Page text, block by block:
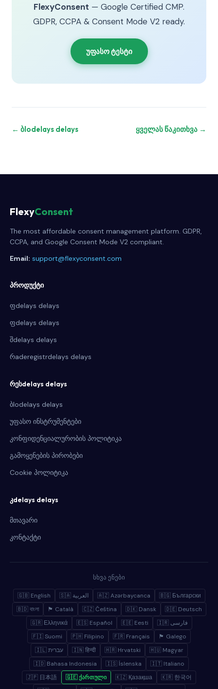
FlexyConsent — Google Certified CMP.
GDPR, CCPA & Consent Mode V2 ready.
უფასო ტესტი
← ბlodelays delays ყველას წაკითხვა →
FlexyConsent
The most affordable consent management platform. GDPR,
CCPA, and Google Consent Mode V2 compliant.
Email: support@flexyconsent.com
პროდუქტი
ფdelays delays
ფdelays delays
შdelays delays
რaderegistrdelays delays
რესdelays delays
ბlodelays delays
უფასო ინსტრუმენტები
კონფიდენციალურობის პოლიტიკა
გამოყენების პირობები
Cookie პოლიტიკა
კdelays delays
მთავარი
კონტაქტი
სხვა ენები
🇬🇧 English 🇸🇦 العربية 🇦🇿 Azərbaycanca
🇧🇬 Български
🇧🇩 বাংলা
🏴 Català 🇨🇿 Čeština 🇩🇰 Dansk
🇩🇪 Deutsch
🇬🇷 Ελληνικά
🇪🇸 Español 🇪🇪 Eesti
🇮🇷 فارسی
🇫🇮 Suomi
🇵🇭 Filipino 🇫🇷 Français
🏴 Galego
🇮🇱 עברית
🇮🇳 हिन्दी 🇭🇷 Hrvatski
🇭🇺 Magyar
🇮🇩 Bahasa Indonesia
🇮🇸 Íslenska
🇮🇹 Italiano
🇯🇵 日本語
🇬🇪 ქართული 🇰🇿 Қазақша
🇰🇷 한국어